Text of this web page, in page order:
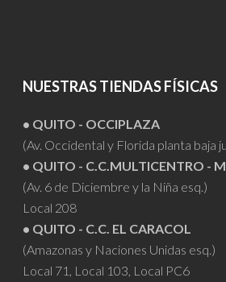
NUESTRAS TIENDAS FÍSICAS
• QUITO - OCCIPLAZA
(Av. Occidental y Florida planta baja
• QUITO - C.C.MULTICENTRO -
(Av. 6 de Diciembre y la Niña esq.)
Local 208
• QUITO - C.C. EL CARACOL
(Amazonas y Naciones Unidas esq.)
Local 71, Local 103, Local PC6